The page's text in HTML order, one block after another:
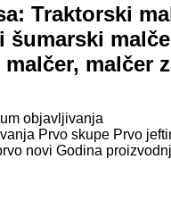
Traktorski
šumarski
malčer
objavljivanja
Prvo skupe Prvo
novi Godina